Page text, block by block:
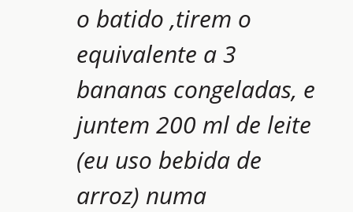
o batido ,tirem o
equivalente a 3
bananas congeladas, e
juntem 200 ml de leite
(eu uso bebida de
arroz) numa